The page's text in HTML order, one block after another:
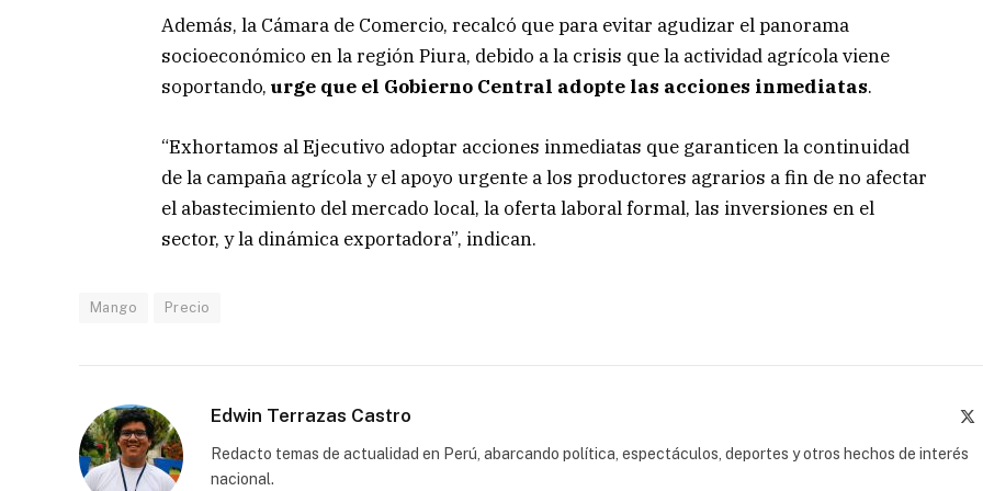
Además, la Cámara de Comercio, recalcó que para evitar agudizar el panorama
socioeconómico en la región Piura, debido a la crisis que la actividad agrícola viene
soportando, urge que el Gobierno Central adopte las acciones inmediatas.
“Exhortamos al Ejecutivo adoptar acciones inmediatas que garanticen la continuidad
de la campaña agrícola y el apoyo urgente a los productores agrarios a fin de no afectar
el abastecimiento del mercado local, la oferta laboral formal, las inversiones en el
sector, y la dinámica exportadora”, indican.
Mango Precio
Edwin Terrazas Castro
Redacto temas de actualidad en Perú, abarcando política, espectáculos, deportes y otros hechos de interés
nacional.